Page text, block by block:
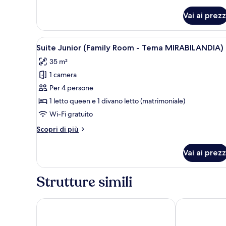
uso
singolo
Vai ai
Apri
tutte
le
foto
per
Suite
Junior
Room
MIRABILANDIA)
Una camera da letto con un
4
Suite Junior (Family Room - Tema MIRABILANDIA)
35 m²
1 camera
Per 4 persone
1 letto queen e 1 divano letto (matrimoniale)
Wi-Fi gratuito
Scopri di più
Altri
Junior
Room
Tema
Vai ai
Strutture simili
Astoria NH Ravenna